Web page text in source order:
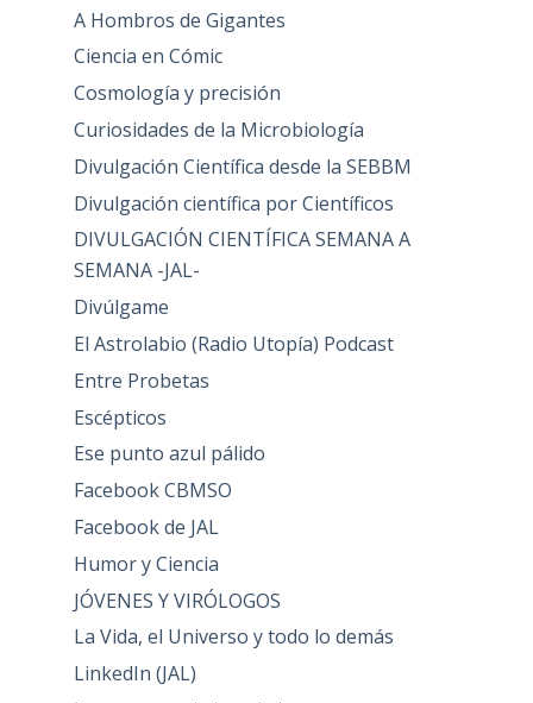
A Hombros de Gigantes
Ciencia en Cómic
Cosmología y precisión
Curiosidades de la Microbiología
Divulgación Científica desde la SEBBM
Divulgación científica por Científicos
DIVULGACIÓN CIENTÍFICA SEMANA A
SEMANA -JAL-
Divúlgame
El Astrolabio (Radio Utopía) Podcast
Entre Probetas
Escépticos
Ese punto azul pálido
Facebook CBMSO
Facebook de JAL
Humor y Ciencia
JÓVENES Y VIRÓLOGOS
La Vida, el Universo y todo lo demás
LinkedIn (JAL)